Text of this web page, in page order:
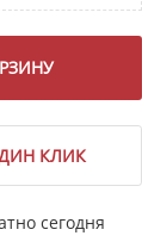
КЛИК
сегодня